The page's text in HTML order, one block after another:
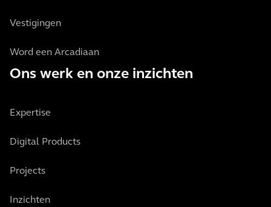
Vestigingen
Word een Arcadiaan
Ons werk en onze inzichten
Expertise
Digital Products
Projects
Inzichten